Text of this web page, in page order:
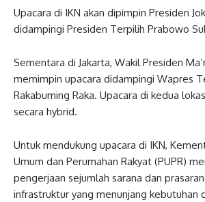
Upacara di IKN akan dipimpin Presiden
didampingi Presiden Terpilih Prabowo
Sementara di Jakarta, Wakil Presiden
memimpin upacara didampingi Wapres
Rakabuming Raka. Upacara di kedua
secara hybrid.
Untuk mendukung upacara di IKN,
Umum dan Perumahan Rakyat (PUPR)
pengerjaan sejumlah sarana dan
infrastruktur yang menunjang kebutuhan